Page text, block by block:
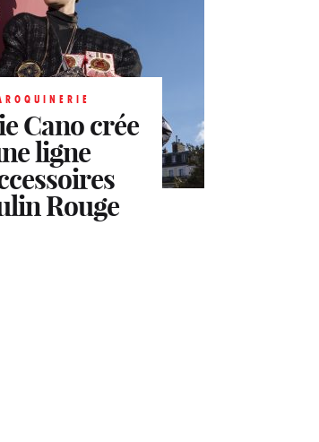
Cano crée
ligne
Rouge
Cano crée
ligne
Rouge
Cano crée
ligne
Rouge